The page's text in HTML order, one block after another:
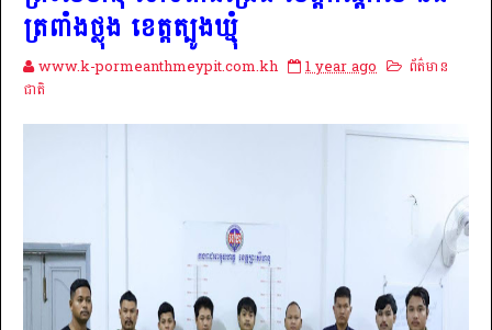
ត្រពាំងថ្លុង ខេត្តត្បូងឃ្មុំ
www.k-pormeanthmeypit.com.kh 1 year ago
ព័ត៌មាន
ជាតិ